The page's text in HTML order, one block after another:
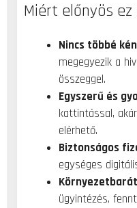
Miért előnyös
Nincs többé
megegyezik a
összeggel.
Egyszerű és
kattintással,
elérhető.
Biztonságos
egységes
ügyintézés,